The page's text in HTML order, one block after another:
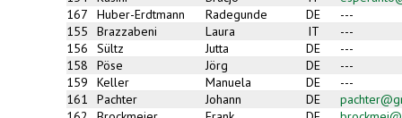
167
Huber-Erdtmann Radegunde DE
---
155
Brazzabeni Laura IT
---
156
Sültz Jutta DE
---
158
Pöse Jörg DE
---
159
Keller Manuela DE
---
161
Pachter Johann DE